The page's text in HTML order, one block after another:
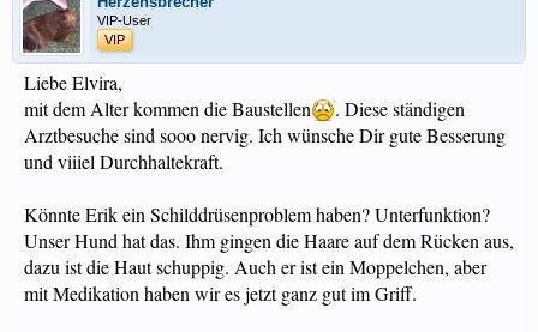
VIP-User
VIP
Liebe Elvira,
mit dem Alter kommen die Baustellen
. Diese ständigen
Arztbesuche sind sooo nervig. Ich wünsche Dir gute Besserung
und viiiel Durchhaltekraft.
Könnte Erik ein Schilddrüsenproblem haben? Unterfunktion?
Unser Hund hat das. Ihm gingen die Haare auf dem Rücken aus,
dazu ist die Haut schuppig. Auch er ist ein Moppelchen, aber
mit Medikation haben wir es jetzt ganz gut im Griff.